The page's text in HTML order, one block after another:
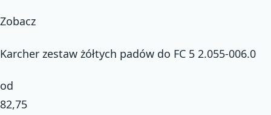
Zobacz
Karcher zestaw żółtych padów do FC 5 2.055-006.0
od
82,75